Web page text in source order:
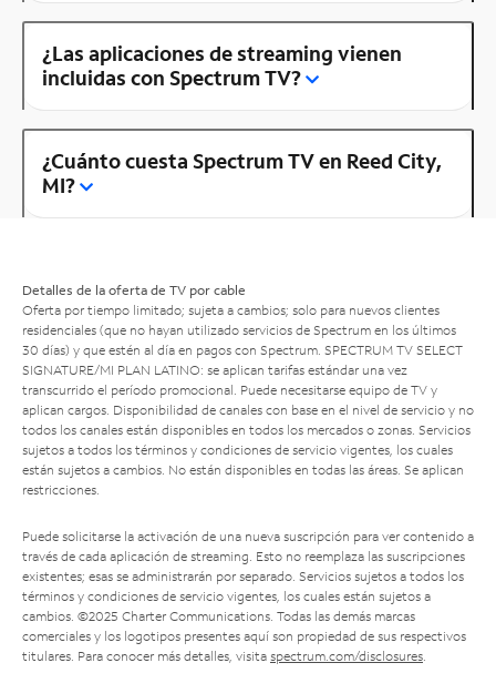
¿Las aplicaciones de streaming vienen
incluidas con Spectrum TV?
¿Cuánto cuesta Spectrum TV en Reed City,
MI?
Detalles de la oferta de TV por cable
Oferta por tiempo limitado; sujeta a cambios; solo para nuevos clientes
residenciales (que no hayan utilizado servicios de Spectrum en los últimos
30 días) y que estén al día en pagos con Spectrum. SPECTRUM TV SELECT
SIGNATURE/MI PLAN LATINO: se aplican tarifas estándar una vez
transcurrido el período promocional. Puede necesitarse equipo de TV y
aplican cargos. Disponibilidad de canales con base en el nivel de servicio y no
todos los canales están disponibles en todos los mercados o zonas. Servicios
sujetos a todos los términos y condiciones de servicio vigentes, los cuales
están sujetos a cambios. No están disponibles en todas las áreas. Se aplican
restricciones.
Puede solicitarse la activación de una nueva suscripción para ver contenido a
través de cada aplicación de streaming. Esto no reemplaza las suscripciones
existentes; esas se administrarán por separado. Servicios sujetos a todos los
términos y condiciones de servicio vigentes, los cuales están sujetos a
cambios. ©2025 Charter Communications. Todas las demás marcas
comerciales y los logotipos presentes aquí son propiedad de sus respectivos
titulares. Para conocer más detalles, visita spectrum.com/disclosures.